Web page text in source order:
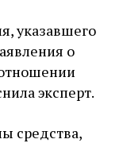
указавшего
о
эксперт.
средства,